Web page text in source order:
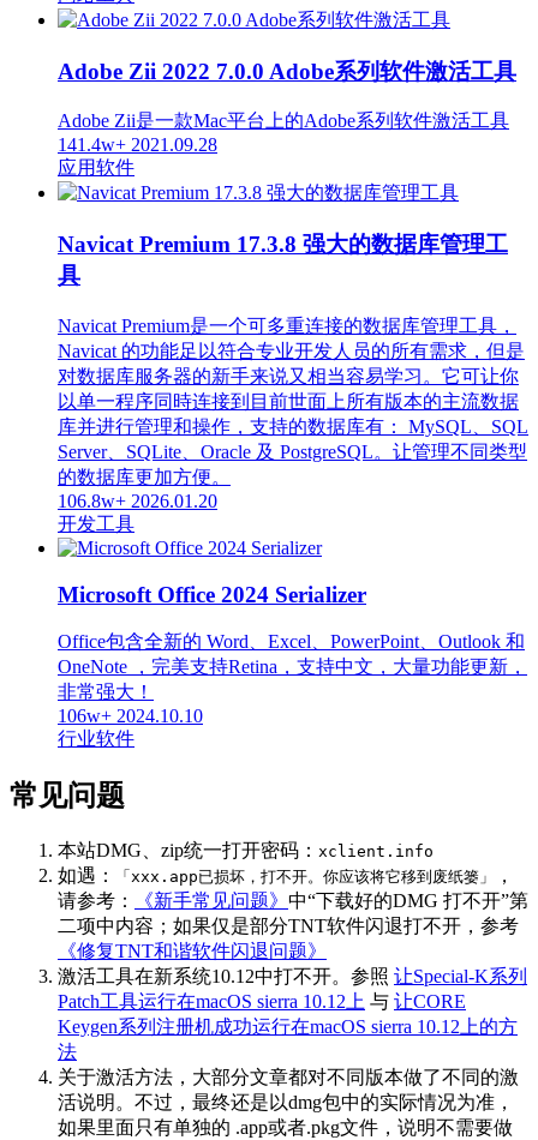
Adobe Zii 2022 7.0.0 Adobe系列软件激活工具
Adobe Zii是一款Mac平台上的Adobe系列软件激活工具
141.4w+ 2021.09.28
应用软件
Navicat Premium 17.3.8 强大的数据库管理工
具
Navicat Premium是一个可多重连接的数据库管理工具，
Navicat 的功能足以符合专业开发人员的所有需求，但是
对数据库服务器的新手来说又相当容易学习。它可让你
以单一程序同時连接到目前世面上所有版本的主流数据
库并进行管理和操作，支持的数据库有： MySQL、SQL
Server、SQLite、Oracle 及 PostgreSQL。让管理不同类型
的数据库更加方便。
106.8w+ 2026.01.20
开发工具
Microsoft Office 2024 Serializer
Office包含全新的 Word、Excel、PowerPoint、Outlook 和
OneNote ，完美支持Retina，支持中文，大量功能更新，
非常强大！
106w+ 2024.10.10
行业软件
常见问题
本站DMG、zip统一打开密码： xclient.info
如遇： 「xxx.app已损坏，打不开。你应该将它移到废纸篓」
，
请参考：
《新手常见问题》 中“下载好的DMG 打不开”第
二项中内容；如果仅是部分TNT软件闪退打不开，参考
《修复TNT和谐软件闪退问题》
激活工具在新系统10.12中打不开。参照 让Special-K系列
Patch工具运行在macOS sierra 10.12上 与 让CORE
Keygen系列注册机成功运行在macOS sierra 10.12上的方
法
关于激活方法，大部分文章都对不同版本做了不同的激
活说明。不过，最终还是以dmg包中的实际情况为准，
如果里面只有单独的 .app或者.pkg文件，说明不需要做